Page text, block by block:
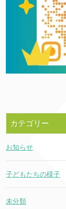
カテゴリー
お知らせ
子どもたちの様子
未分類